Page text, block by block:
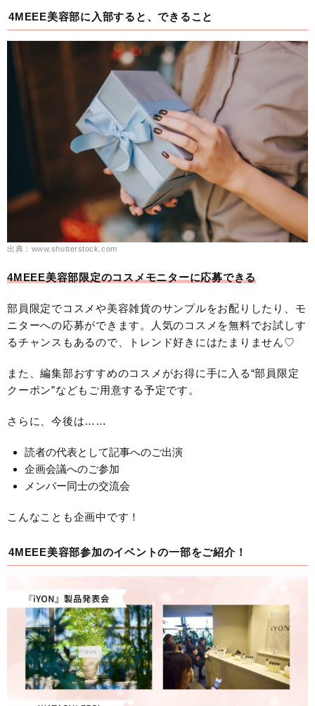
4MEEE美容部に入部すると、できること
出典：www.shutterstock.com
4MEEE美容部限定のコスメモニターに応募できる
部員限定でコスメや美容雑貨のサンプルをお配りしたり、モ
ニターへの応募ができます。人気のコスメを無料でお試しす
るチャンスもあるので、トレンド好きにはたまりません♡
また、編集部おすすめのコスメがお得に手に入る“部員限定
クーポン”などもご用意する予定です。
さらに、今後は……
読者の代表として記事へのご出演
企画会議へのご参加
メンバー同士の交流会
こんなことも企画中です！
4MEEE美容部参加のイベントの一部をご紹介！